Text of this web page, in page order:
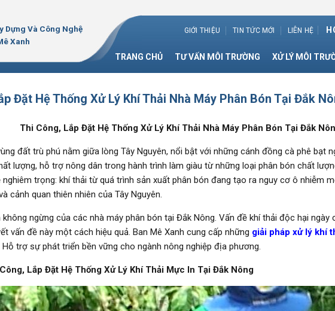
GIỚI THIỆU TIN TỨC MỚI LIÊN HỆ
Dựng Và Công Nghệ
Xanh
TRANG CHỦ
TƯ VẤN MÔI TRƯỜNG XỬ LÝ MÔI
Đặt Hệ Thống Xử Lý Khí Thải Nhà Máy Phân Bón Tại Đắk
Thi Công, Lắp Đặt Hệ Thống Xử Lý Khí Thải Nhà Máy Phân Bón Tại Đắk
đất trù phú nằm giữa lòng Tây Nguyên, nổi bật với những cánh đồng cà phê bạt
lượng, hỗ trợ nông dân trong hành trình làm giàu từ những loại phân bón chất
trọng: khí thải từ quá trình sản xuất phân bón đang tạo ra nguy cơ ô nhiễm
cảnh quan thiên nhiên của Tây Nguyên.
ngừng của các nhà máy phân bón tại Đắk Nông. Vấn đề khí thải độc hại ngày
vấn đề này một cách hiệu quả. Ban Mê Xanh cung cấp những giải pháp xử lý khí
trợ sự phát triển bền vững cho ngành nông nghiệp địa phương.
Lắp Đặt Hệ Thống Xử Lý Khí Thải Mực In Tại Đắk Nông